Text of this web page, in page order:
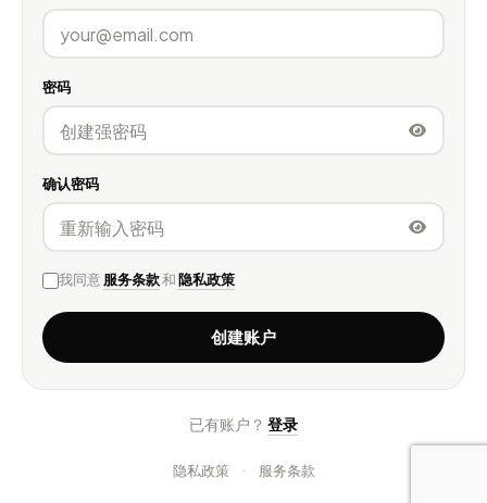
密码
确认密码
我同意 服务条款和隐私政策
创建账户
已有账户？ 登录
隐私政策 · 服务条款